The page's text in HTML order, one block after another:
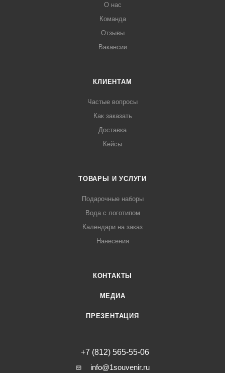
О нас
Команда
Отзывы
Вакансии
КЛИЕНТАМ
Частые вопросы
Как заказать
Доставка
Кейсы
ТОВАРЫ И УСЛУГИ
Подарочные наборы
Вода с логотипом
Календари на заказ
Нанесения
КОНТАКТЫ
МЕДИА
ПРЕЗЕНТАЦИЯ
+7 (812) 565-55-06
info@1souvenir.ru